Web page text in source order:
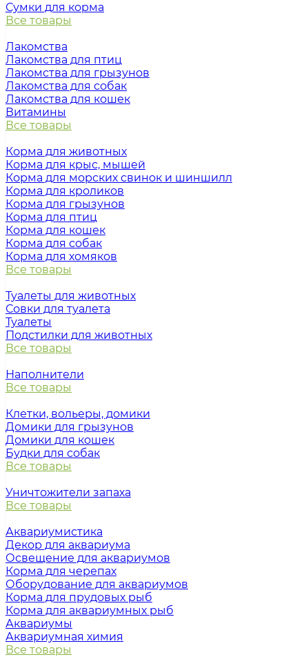
Сумки для корма
Все товары
Лакомства
Лакомства для птиц
Лакомства для грызунов
Лакомства для собак
Лакомства для кошек
Витамины
Все товары
Корма для животных
Корма для крыс, мышей
Корма для морских свинок и шиншилл
Корма для кроликов
Корма для грызунов
Корма для птиц
Корма для кошек
Корма для собак
Корма для хомяков
Все товары
Туалеты для животных
Совки для туалета
Туалеты
Подстилки для животных
Все товары
Наполнители
Все товары
Клетки, вольеры, домики
Домики для грызунов
Домики для кошек
Будки для собак
Все товары
Уничтожители запаха
Все товары
Аквариумистика
Декор для аквариума
Освещение для аквариумов
Корма для черепах
Оборудование для аквариумов
Корма для прудовых рыб
Корма для аквариумных рыб
Аквариумы
Аквариумная химия
Все товары